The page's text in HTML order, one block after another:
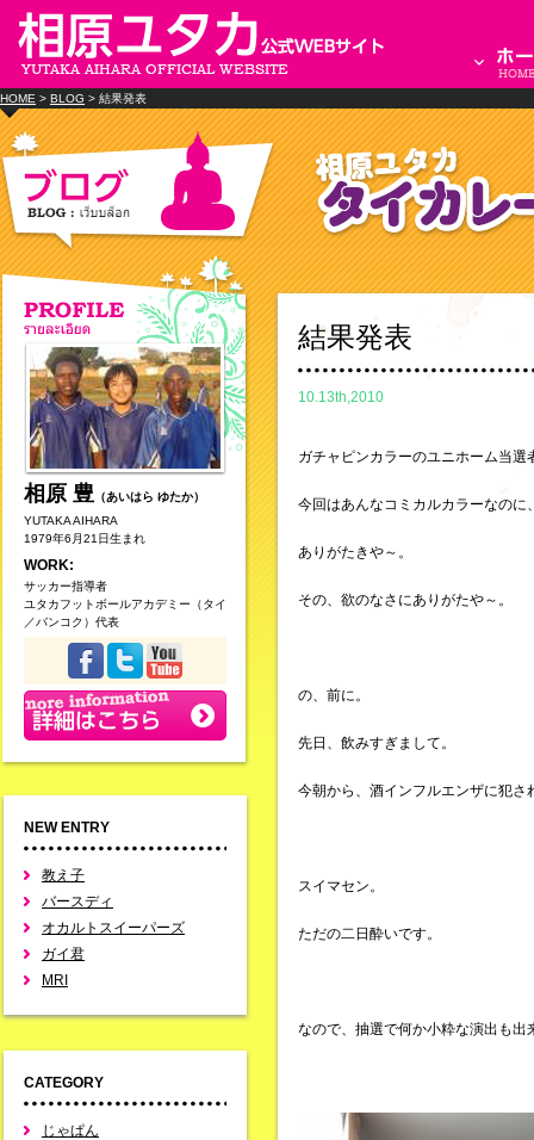
HOME > BLOG > 結果発表
相原 豊 （あいはら ゆたか）
YUTAKA AIHARA
1979年6月21日生まれ
WORK:
サッカー指導者
ユタカフットボールアカデミー（タイ
／バンコク）代表
NEW ENTRY
教え子
バースディ
オカルトスイーパーズ
ガイ君
MRI
CATEGORY
じゃぱん
結果発表
10.13th,2010
ガチャピンカラーのユニホーム当選
今回はあんなコミカルカラーなの
ありがたきや～。
その、欲のなさにありがたや～。
の、前に。
先日、飲みすぎまして。
今朝から、酒インフルエンザに犯さ
スイマセン。
ただの二日酔いです。
なので、抽選で何か小粋な演出も